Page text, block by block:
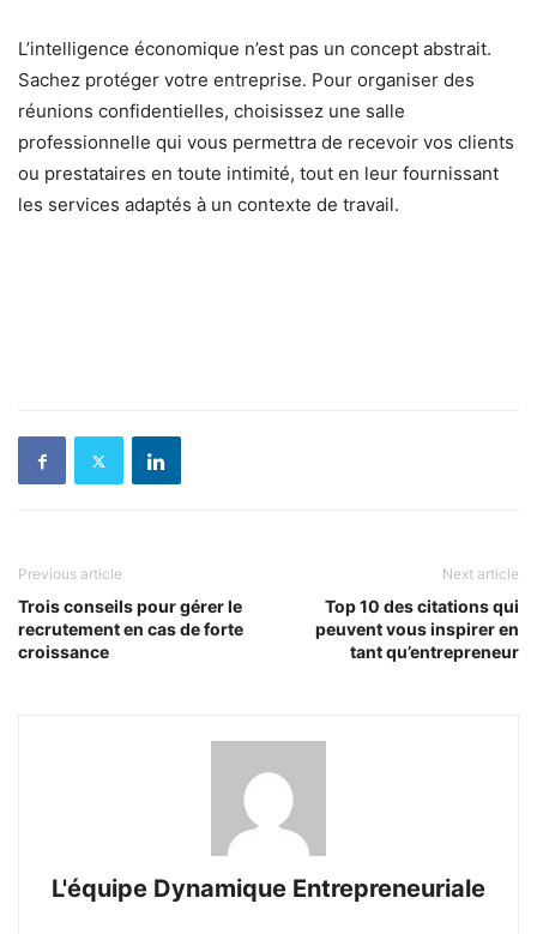
L’intelligence économique n’est pas un concept abstrait.
Sachez protéger votre entreprise. Pour organiser des
réunions confidentielles, choisissez une salle
professionnelle qui vous permettra de recevoir vos clients
ou prestataires en toute intimité, tout en leur fournissant
les services adaptés à un contexte de travail.
Previous article
Trois conseils pour gérer le
recrutement en cas de forte
croissance
Next article
Top 10 des citations qui
peuvent vous inspirer en
tant qu’entrepreneur
L'équipe Dynamique Entrepreneuriale